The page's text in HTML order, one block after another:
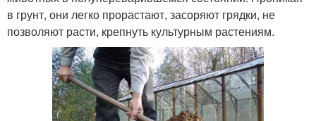
в грунт, они легко прорастают, засоряют грядки, не
позволяют расти, крепнуть культурным растениям.